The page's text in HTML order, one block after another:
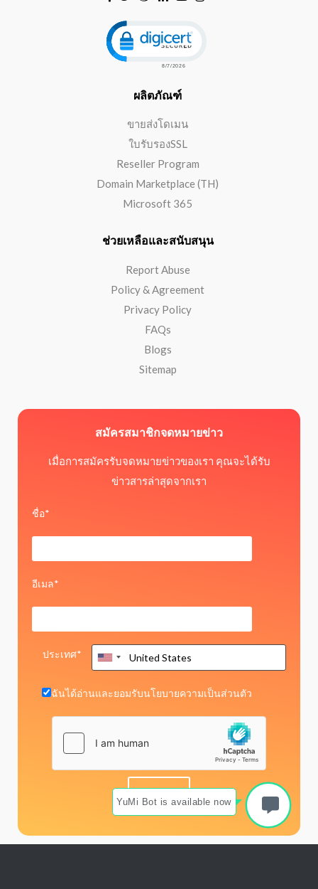
ผลิตภัณฑ์
ขายส่งโดเมน
ใบรับรองSSL
Reseller Program
Domain Marketplace (TH)
Microsoft 365
ช่วยเหลือและสนับสนุน
Report Abuse
Policy & Agreement
Privacy Policy
FAQs
Blogs
Sitemap
สมัครสมาชิกจดหมายข่าว
เมื่อการสมัครรับจดหมายข่าวของเรา คุณจะได้รับ
ข่าวสารล่าสุดจากเรา
ชื่อ*
อีเมล*
ประเทศ*
ฉันได้อ่านและยอมรับนโยบายความเป็นส่วนตัว
YuMi Bot is available now